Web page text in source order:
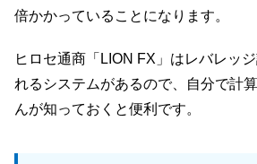
倍かかっていることになります。
ヒロセ通商「LION FX」はレバレッ
れるシステムがあるので、自分で計
んが知っておくと便利です。